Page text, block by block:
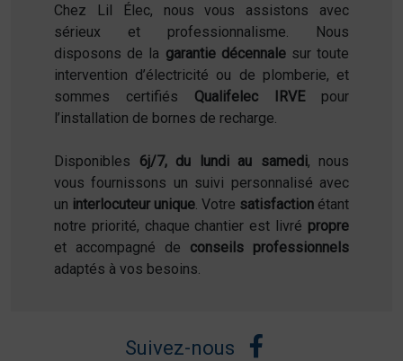
Chez Lil Élec, nous vous assistons avec
sérieux et professionnalisme. Nous
disposons de la garantie décennalesur toute
intervention d’électricité ou de plomberie, et
sommes certifiés Qualifelec IRVEpour
l’installation de bornes de recharge.
Disponibles 6j/7, du lundi au samedi, nous
vous fournissons un suivi personnalisé avec
un interlocuteur unique. Votre satisfaction étant
notre priorité, chaque chantier est livré propre
et accompagné de conseils professionnels
adaptés à vos besoins.
Suivez-nous